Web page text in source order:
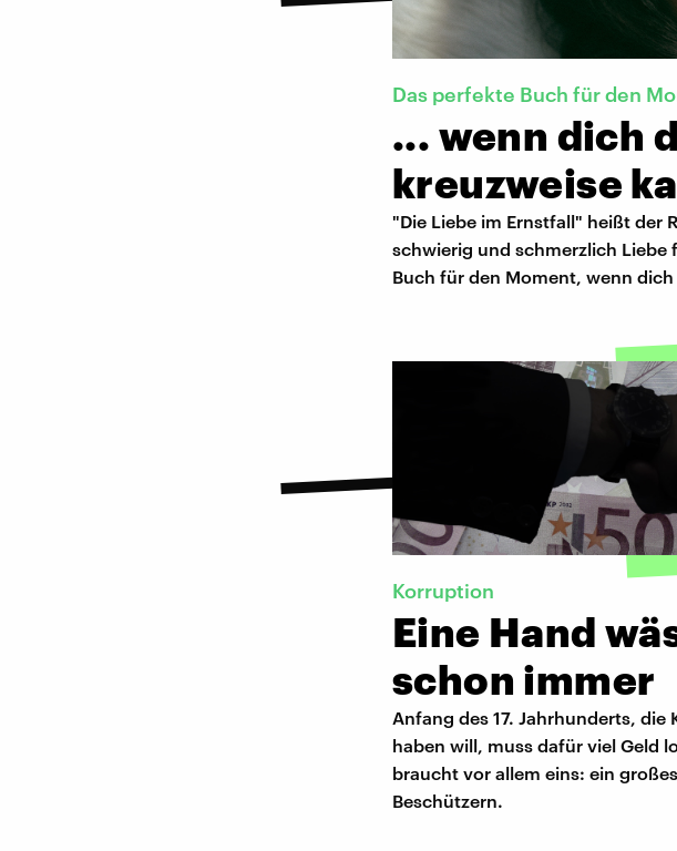
Das perfekte Buch für den
... wenn dich
kreuzweise
"Die Liebe im Ernstfall" heißt der
schwierig und schmerzlich
Buch für den Moment, wenn
Korruption
Eine Hand
schon immer
Anfang des 17. Jahrhunderts,
haben will, muss dafür viel Geld
braucht vor allem eins: ein
Beschützern.